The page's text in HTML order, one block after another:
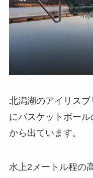
北潟湖のアイリス
にバスケットボー
から出ています。
水上2メートル程の